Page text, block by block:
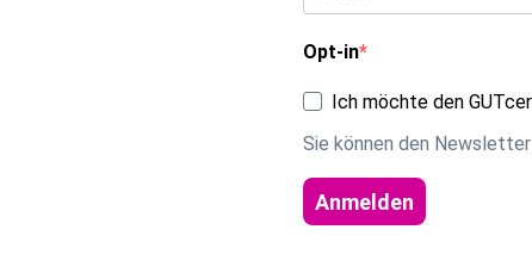
Opt-in
Ich möchte den
Sie können den
Anmelden